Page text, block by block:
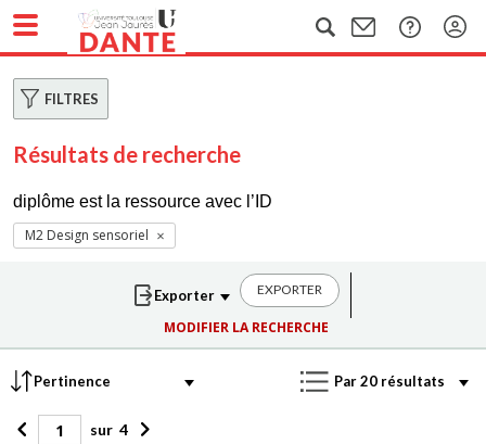
FILTRES
Résultats de recherche
diplôme est la ressource avec l’ID
M2 Design sensoriel
EXPORTER
MODIFIER LA RECHERCHE
sur 4